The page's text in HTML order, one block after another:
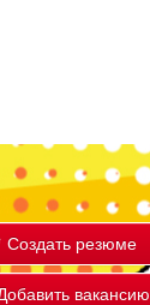
Создать резюме
вакансию